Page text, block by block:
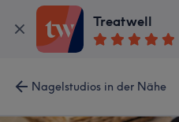
Treatwell
Nagelstudios in der Nähe